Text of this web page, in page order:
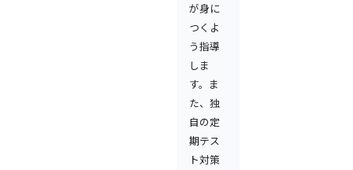
が身に
つくよ
う指導
しま
す。ま
た、独
自の定
期テス
ト対策